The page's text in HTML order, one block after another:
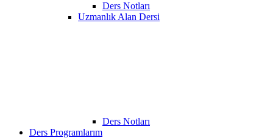
Ders Notları
Uzmanlık Alan Dersi
Ders Notları
Ders Programlarım